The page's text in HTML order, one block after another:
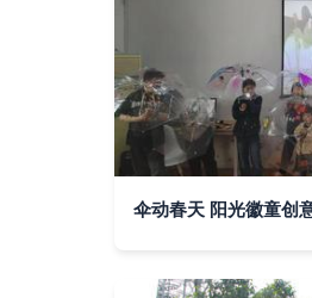
伞动春天 阳光徽童创